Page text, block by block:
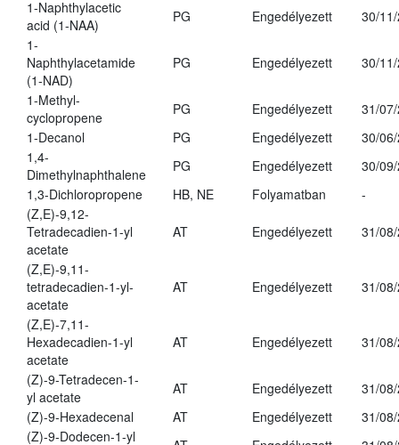
1-Naphthylacetic
acid (1-NAA)
PG Engedélyezett
30/
1-
Naphthylacetamide
(1-NAD)
PG Engedélyezett 30/
1-Methyl-
cyclopropene
PG Engedélyezett
31/
1-Decanol
PG Engedélyezett
30/
1,4-
Dimethylnaphthalene
PG Engedélyezett
30/
1,3-Dichloropropene
HB, NE Folyamatban
-
(Z,E)-9,12-
Tetradecadien-1-yl
acetate
AT Engedélyezett 31/
(Z,E)-9,11-
tetradecadien-1-yl-
acetate
AT Engedélyezett 31/
(Z,E)-7,11-
Hexadecadien-1-yl
acetate
AT Engedélyezett 31/
(Z)-9-Tetradecen-1-
yl acetate
AT Engedélyezett
31/
(Z)-9-Hexadecenal
AT Engedélyezett
31/
(Z)-9-Dodecen-1-yl